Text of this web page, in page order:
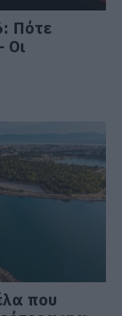
Πότε
Οι
που